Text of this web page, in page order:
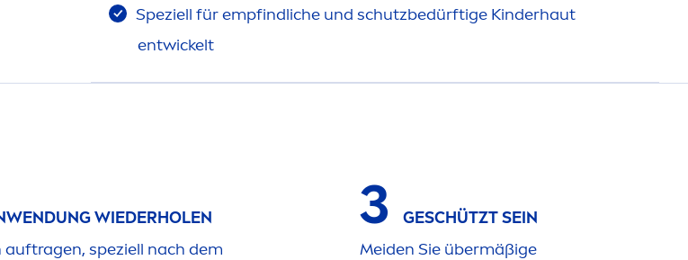
Speziell für empfindliche und schutzbedürftige Kinderhaut
entwickelt
WIEDERHOLEN
auftragen, speziell nach dem
3
GESCHÜTZT SEIN
Meiden Sie übermäßige